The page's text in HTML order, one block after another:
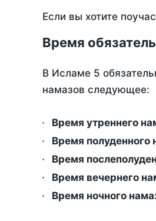
Если вы хотите
Время
В Исламе 5
намазов следующее:
Время утреннего
Время полуденного
Время
Время вечернего
Время ночного